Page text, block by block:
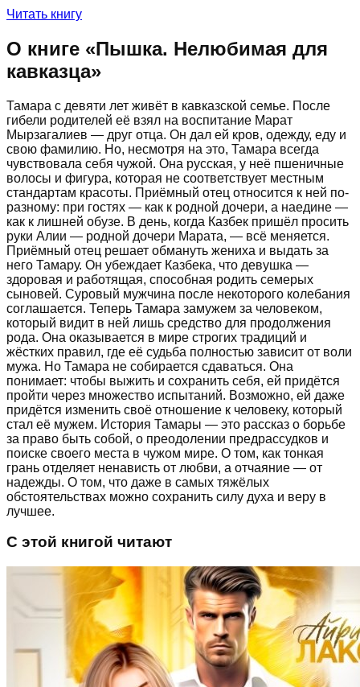
Читать книгу
О книге «Пышка. Нелюбимая для
кавказца»
Тамара с девяти лет живёт в кавказской семье. После
гибели родителей её взял на воспитание Марат
Мырзагалиев — друг отца. Он дал ей кров, одежду, еду и
свою фамилию. Но, несмотря на это, Тамара всегда
чувствовала себя чужой. Она русская, у неё пшеничные
волосы и фигура, которая не соответствует местным
стандартам красоты. Приёмный отец относится к ней по-
разному: при гостях — как к родной дочери, а наедине —
как к лишней обузе. В день, когда Казбек пришёл просить
руки Алии — родной дочери Марата, — всё меняется.
Приёмный отец решает обмануть жениха и выдать за
него Тамару. Он убеждает Казбека, что девушка —
здоровая и работящая, способная родить семерых
сыновей. Суровый мужчина после некоторого колебания
соглашается. Теперь Тамара замужем за человеком,
который видит в ней лишь средство для продолжения
рода. Она оказывается в мире строгих традиций и
жёстких правил, где её судьба полностью зависит от воли
мужа. Но Тамара не собирается сдаваться. Она
понимает: чтобы выжить и сохранить себя, ей придётся
пройти через множество испытаний. Возможно, ей даже
придётся изменить своё отношение к человеку, который
стал её мужем. История Тамары — это рассказ о борьбе
за право быть собой, о преодолении предрассудков и
поиске своего места в чужом мире. О том, как тонкая
грань отделяет ненависть от любви, а отчаяние — от
надежды. О том, что даже в самых тяжёлых
обстоятельствах можно сохранить силу духа и веру в
лучшее.
С этой книгой читают